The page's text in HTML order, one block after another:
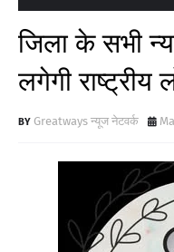
जिला के सभी
लगेगी
Greatways न्यूज नेटवर्क